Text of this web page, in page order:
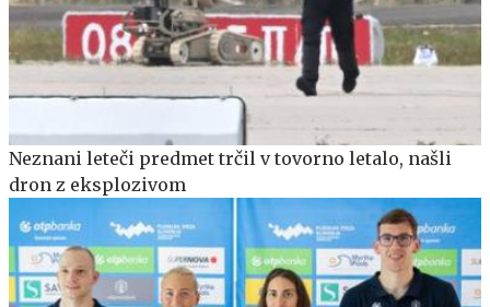
Neznani leteči predmet trčil v tovorno letalo, našli
dron z eksplozivom